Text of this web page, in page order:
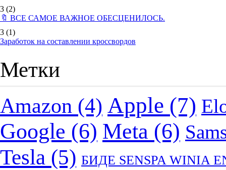
3 (2)
🔖 ВСЕ САМОЕ ВАЖНОЕ ОБЕСЦЕНИЛОСЬ.
3 (1)
Заработок на составлении кроссвордов
Метки
Amazon (4) Apple (7)
Google (6) Meta (6)
Tesla (5) БИДЕ SENSPA WINIA